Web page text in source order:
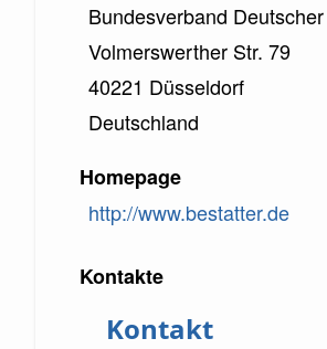
Bundesverband
Volmerswerther Str. 79
40221 Düsseldorf
Deutschland
Homepage
http://www.bestatter.de
Kontakte
Kontakt